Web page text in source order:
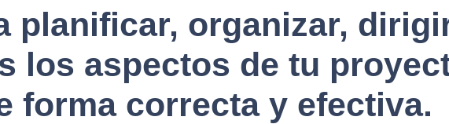
planificar, organizar,
los aspectos de tu
forma correcta y efectiva.